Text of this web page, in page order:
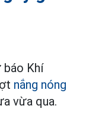
báo Khí
nắng nóng
vừa qua.